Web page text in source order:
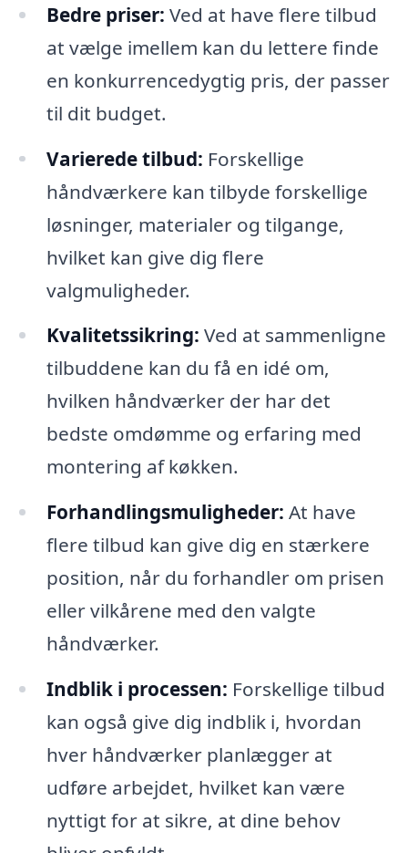
Bedre priser: Ved at have flere tilbud
at vælge imellem kan du lettere finde
en konkurrencedygtig pris, der passer
til dit budget.
Varierede tilbud: Forskellige
håndværkere kan tilbyde forskellige
løsninger, materialer og tilgange,
hvilket kan give dig flere
valgmuligheder.
Kvalitetssikring: Ved at sammenligne
tilbuddene kan du få en idé om,
hvilken håndværker der har det
bedste omdømme og erfaring med
montering af køkken.
Forhandlingsmuligheder: At have
flere tilbud kan give dig en stærkere
position, når du forhandler om prisen
eller vilkårene med den valgte
håndværker.
Indblik i processen: Forskellige tilbud
kan også give dig indblik i, hvordan
hver håndværker planlægger at
udføre arbejdet, hvilket kan være
nyttigt for at sikre, at dine behov